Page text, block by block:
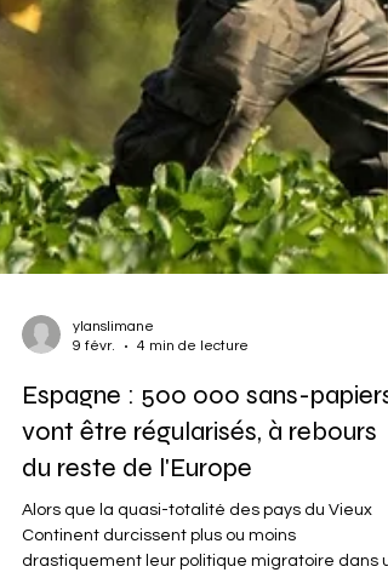
9 févr.
4 min de lecture
Espagne : 500 000 sans-papiers
vont être régularisés, à rebours
du reste de l'Europe
Alors que la quasi-totalité des pays du Vieux